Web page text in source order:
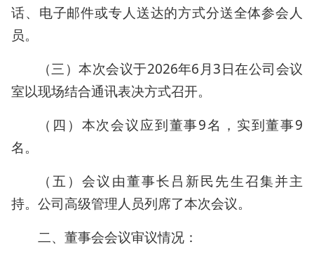
话、电子邮件或专人送达的方式分送全体参会人
员。
（三）本次会议于2026年6月3日在公司会议
室以现场结合通讯表决方式召开。
（四）本次会议应到董事9名，实到董事9
名。
（五）会议由董事长吕新民先生召集并主
持。公司高级管理人员列席了本次会议。
二、董事会会议审议情况：